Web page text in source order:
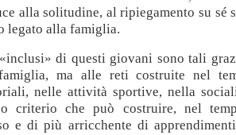
alla solitudine, al ripiegamento su sé
legato alla famiglia.
di questi giovani sono tali
ma alle reti costruite nel
nelle attività sportive, nella
criterio che può costruire, nel
e di più arricchente di